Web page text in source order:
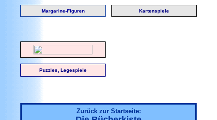
Margarine-Figuren Kartenspiele
Puzzles, Legespiele
Zurück zur Startseite: